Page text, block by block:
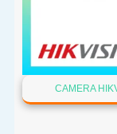
CAMERA